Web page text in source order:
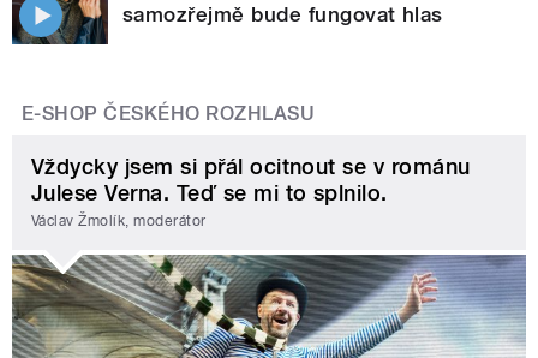
samozřejmě bude fungovat hlas
E-SHOP ČESKÉHO ROZHLASU
Vždycky jsem si přál ocitnout se v románu
Julese Verna. Teď se mi to splnilo.
Václav Žmolík, moderátor